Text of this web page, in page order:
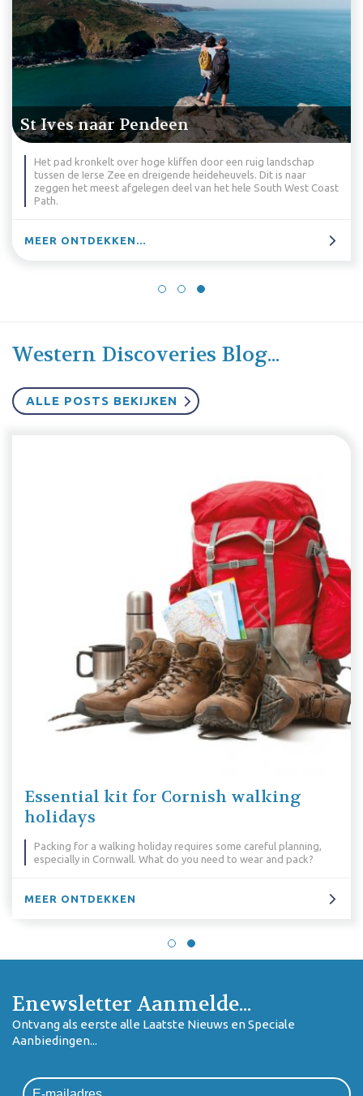
St Ives naar Pendeen
Het pad kronkelt over hoge kliffen door een ruig landschap
tussen de Ierse Zee en dreigende heideheuvels. Dit is naar
zeggen het meest afgelegen deel van het hele South West Coast
Path.
MEER ONTDEKKEN...
Western Discoveries Blog...
ALLE POSTS BEKIJKEN
Essential kit for Cornish walking
holidays
Packing for a walking holiday requires some careful planning,
especially in Cornwall. What do you need to wear and pack?
MEER ONTDEKKEN
Enewsletter Aanmelde...
Ontvang als eerste alle Laatste Nieuws en Speciale
Aanbiedingen...